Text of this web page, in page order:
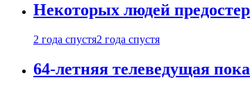
Некоторых людей
2 года спустя2 года спустя
64-летняя телеведущая